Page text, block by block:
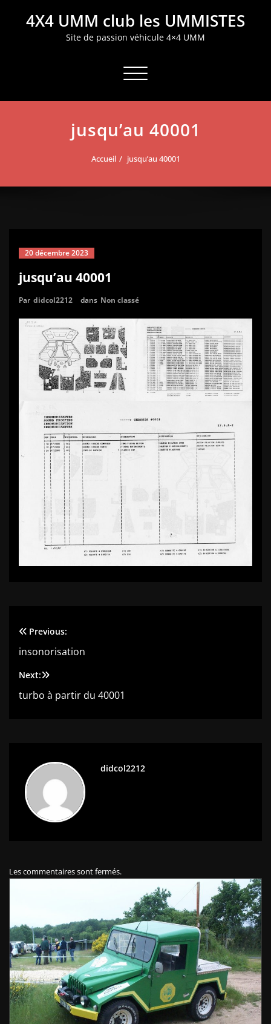
4X4 UMM club les UMMISTES
Site de passion véhicule 4×4 UMM
Afficher/masquer la navigation
jusqu’au 40001
Accueil jusqu’au 40001
20 décembre 2023
jusqu’au 40001
Par didcol2212 dans Non classé
Navigation
de
l’article
Previous:
insonorisation
Next:
turbo à partir du 40001
didcol2212
Les commentaires sont fermés.